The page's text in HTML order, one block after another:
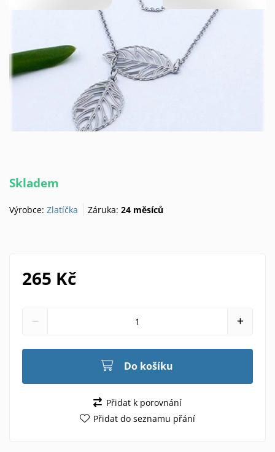
Skladem
Výrobce: Zlatíčka Záruka:24 měsíců
265 Kč
Do košíku
Přidat k porovnání
Přidat do seznamu přání